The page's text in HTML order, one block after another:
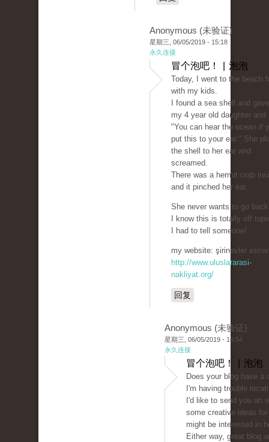
Anonymous (未验证)
星期三, 06/05/2019 - 15:18
永久连接
冒个泡吧！ | 泡泡
Today, I went to the beach
with my kids.
I found a sea shell and
my 4 year old daughter and
"You can hear the ocean if
put this to your ear." She
the shell to her ear and
screamed.
There was a hermit crab
and it pinched her ear.
She never wants to go
I know this is totally off
I had to tell someone!
my website: şirinevler
http://www.uluslararasi-
nakliyat.org/
回复
Anonymous (未验证)
星期三, 06/05/2019 - 16:54
永久连接
冒个泡吧！ | 泡泡
Does your blog have a
I'm having trouble
I'd like to send you an
some creative ideas
might be interested in
Either way, great blog